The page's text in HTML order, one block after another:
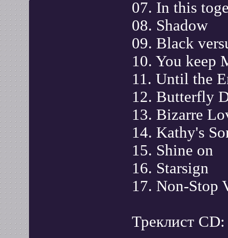
07. In this
08. Shadow
09. Black
10. You keep
11. Until the
12. Butterfly
13. Bizarre
14. Kathy's
15. Shine on
16. Starsign
17. Non-Stop
Треклист CD: